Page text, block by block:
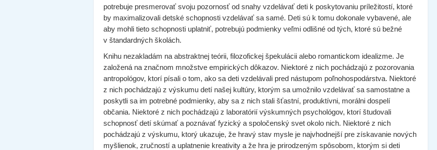
potrebuje presmerovať svoju pozornosť od snahy vzdelávať deti k poskytovaniu príležitostí, ktoré
by maximalizovali detské schopnosti vzdelávať sa samé. Deti sú k tomu dokonale vybavené, ale
aby mohli tieto schopnosti uplatniť, potrebujú podmienky veľmi odlišné od tých, ktoré sú bežné
v štandardných školách.
Knihu nezakladám na abstraktnej teórii, filozofickej špekulácii alebo romantickom idealizme. Je
založená na značnom množstve empirických dôkazov. Niektoré z nich pochádzajú z pozorovania
antropológov, ktorí písali o tom, ako sa deti vzdelávali pred nástupom poľnohospodárstva. Niektoré
z nich pochádzajú z výskumu detí našej kultúry, ktorým sa umožnilo vzdelávať sa samostatne a
poskytli sa im potrebné podmienky, aby sa z nich stali šťastní, produktívni, morálni dospelí
občania. Niektoré z nich pochádzajú z laboratórií výskumných psychológov, ktorí študovali
schopnosť detí skúmať a poznávať fyzický a spoločenský svet okolo nich. Niektoré z nich
pochádzajú z výskumu, ktorý ukazuje, že hravý stav mysle je najvhodnejší pre získavanie nových
myšlienok, zručností a uplatnenie kreativity a že hra je prirodzeným spôsobom, ktorým si deti